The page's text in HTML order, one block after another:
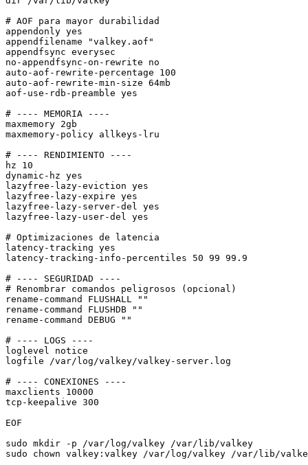
# AOF para mayor durabilidad
appendonly yes
appendfilename "valkey.aof"
appendfsync everysec
no-appendfsync-on-rewrite no
auto-aof-rewrite-percentage 100
auto-aof-rewrite-min-size 64mb
aof-use-rdb-preamble yes
# ---- MEMORIA ----
maxmemory 2gb
maxmemory-policy allkeys-lru
# ---- RENDIMIENTO ----
hz 10
dynamic-hz yes
lazyfree-lazy-eviction yes
lazyfree-lazy-expire yes
lazyfree-lazy-server-del yes
lazyfree-lazy-user-del yes
# Optimizaciones de latencia
latency-tracking yes
latency-tracking-info-percentiles 50 99 99.9
# ---- SEGURIDAD ----
# Renombrar comandos peligrosos (opcional)
rename-command FLUSHALL ""
rename-command FLUSHDB ""
rename-command DEBUG ""
# ---- LOGS ----
loglevel notice
logfile /var/log/valkey/valkey-server.log
# ---- CONEXIONES ----
maxclients 10000
tcp-keepalive 300
EOF
sudo mkdir -p /var/log/valkey /var/lib/valkey
sudo chown valkey:valkey /var/log/valkey /var/lib/